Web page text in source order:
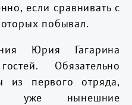
если сравнивать с
побывал.
Юрия Гагарина
Обязательно
из первого отряда,
уже нынешние